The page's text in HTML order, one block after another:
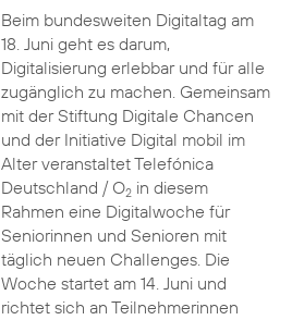
Beim bundesweiten Digitaltag am
18. Juni geht es darum,
Digitalisierung erlebbar und für alle
zugänglich zu machen. Gemeinsam
mit der Stiftung Digitale Chancen
und der Initiative Digital mobil im
Alter veranstaltet Telefónica
Deutschland / O2in diesem
Rahmen eine Digitalwoche für
Seniorinnen und Senioren mit
täglich neuen Challenges. Die
Woche startet am 14. Juni und
richtet sich an Teilnehmerinnen